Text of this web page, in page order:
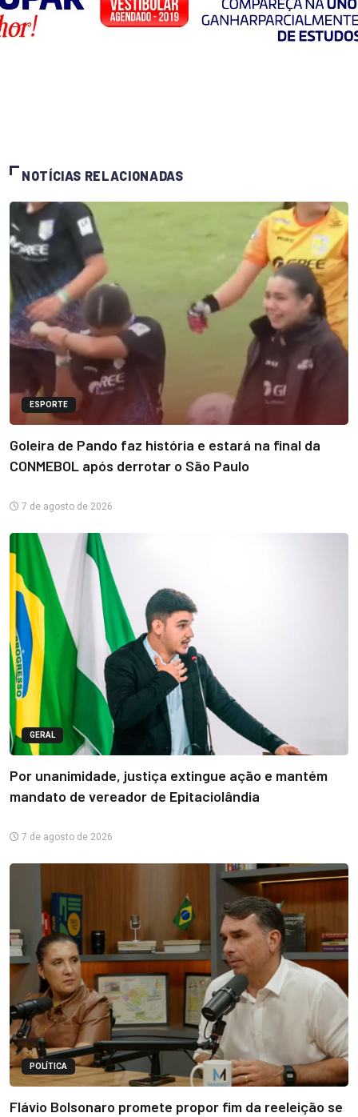
NOTÍCIAS RELACIONADAS
ESPORTE
Goleira de Pando faz história e estará na final da
CONMEBOL após derrotar o São Paulo
7 de agosto de 2026
GERAL
Por unanimidade, justiça extingue ação e mantém
mandato de vereador de Epitaciolândia
7 de agosto de 2026
POLÍTICA
Flávio Bolsonaro promete propor fim da reeleição se